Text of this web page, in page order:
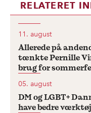
RELATERET
11. august
Allerede på
tænkte Pernille
brug for
05. august
DM og LGBT+
have bedre